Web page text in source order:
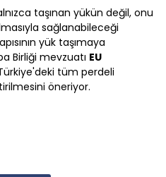
taşınan yükün değil, onu
sağlanabileceği
yük taşımaya
Birliği mevzuatı EU
tüm perdeli
öneriyor.